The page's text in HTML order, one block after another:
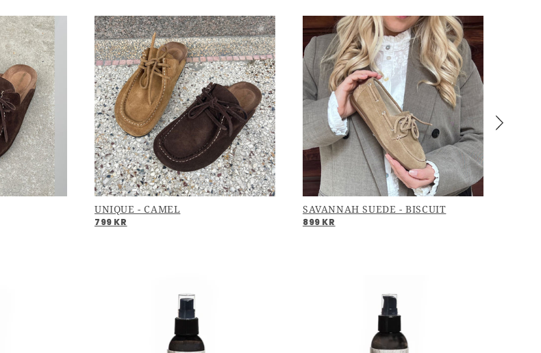
UNIQUE - CAMEL
799 KR
SAVANNAH SUEDE - BISCUIT
899 KR